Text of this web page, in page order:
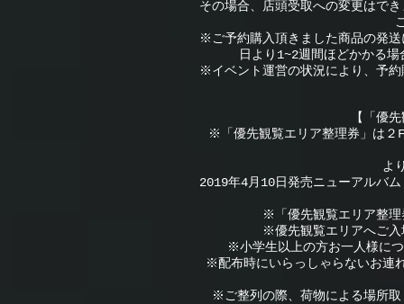
その場合、店頭受取への変更はで
※ご予約購入頂きました商品の発
日より1~2週間ほどかかる
※イベント運営の状況により、予
【「優
※「優先観覧エリア整理券」は
よ
2019年4月10日発売ニューアルバム
※「優先観覧エリア整
※優先観覧エリアへご
※小学生以上の方お一人様に
※配布時にいらっしゃらないお連
※ご整列の際、荷物による場所